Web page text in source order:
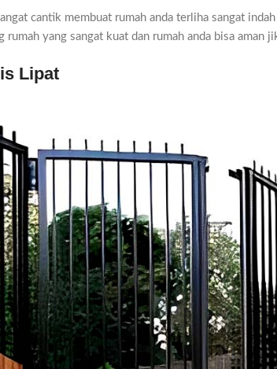
cantik membuat rumah anda terliha sangat
yang sangat kuat dan rumah anda bisa aman
Lipat